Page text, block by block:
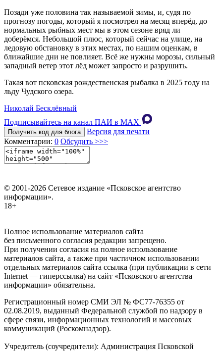
Позади уже половина так называемой зимы, и, судя по
прогнозу погоды, который я посмотрел на месяц вперёд, до
нормальных рыбных мест мы в этом сезоне вряд ли
доберёмся. Небольшой плюс, который сейчас на улице, на
ледовую обстановку в этих местах, по нашим оценкам, в
ближайшие дни не повлияет. Всё же нужны морозы, сильный
западный ветер этот лёд может запросто и разрушить.
Такая вот псковская рождественская рыбалка в 2025 году на
льду Чудского озера.
Николай Бесклёвный
Подписывайтесь на канал ПАИ в MAХ
Получить код для блога
Версия для печати
Комментарии: 0 Обсудить >>>
© 2001-2026 Сетевое издание «Псковское агентство
информации».
18+
Полное использование материалов сайта
без письменного согласия редакции запрещено.
При получении согласия на полное использование
материалов сайта, а также при частичном использовании
отдельных материалов сайта ссылка (при публикации в сети
Internet — гиперссылка) на сайт «Псковского агентства
информации» обязательна.
Регистрационный номер СМИ ЭЛ № ФС77-76355 от
02.08.2019, выданный Федеральной службой по надзору в
сфере связи, информационных технологий и массовых
коммуникаций (Роскомнадзор).
Учредитель (соучредители): Администрация Псковской